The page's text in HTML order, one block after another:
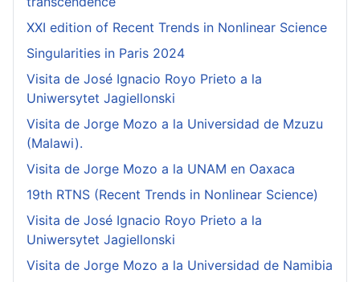
XXI edition of Recent Trends in Nonlinear Science
Singularities in Paris 2024
Visita de José Ignacio Royo Prieto a la
Uniwersytet Jagiellonski
Visita de Jorge Mozo a la Universidad de Mzuzu
(Malawi).
Visita de Jorge Mozo a la UNAM en Oaxaca
19th RTNS (Recent Trends in Nonlinear Science)
Visita de José Ignacio Royo Prieto a la
Uniwersytet Jagiellonski
Visita de Jorge Mozo a la Universidad de Namibia